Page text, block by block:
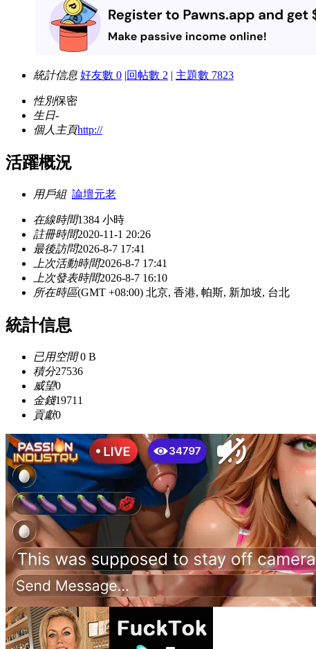
統計信息 好友數 0 |回帖數 2 | 主題數 7823
性別保密
生日-
個人主頁http://
活躍概況
用戶組 論壇元老
在線時間1384 小時
註冊時間2020-11-1 20:26
最後訪問2026-8-7 17:41
上次活動時間2026-8-7 17:41
上次發表時間2026-8-7 16:10
所在時區(GMT +08:00) 北京, 香港, 帕斯, 新加坡, 台北
統計信息
已用空間0 B
積分27536
威望0
金錢19711
貢獻0